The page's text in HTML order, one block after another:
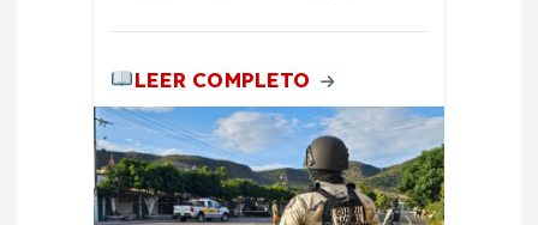
LEER COMPLETO